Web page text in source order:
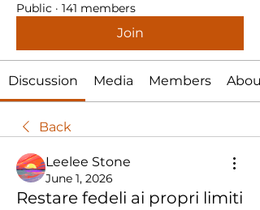
Public · 141 members
Join
Discussion Media Members About
Back
Leelee Stone
June 1, 2026
Restare fedeli ai propri limiti